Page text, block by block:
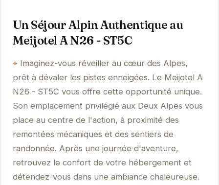
Un Séjour Alpin Authentique au
Meijotel A N26 - ST5C
Imaginez-vous réveiller au cœur des Alpes,
prêt à dévaler les pistes enneigées. Le Meijotel A
N26 - ST5C vous offre cette opportunité unique.
Son emplacement privilégié aux Deux Alpes vous
place au centre de l'action, à proximité des
remontées mécaniques et des sentiers de
randonnée. Après une journée d'aventure,
retrouvez le confort de votre hébergement et
détendez-vous dans une ambiance chaleureuse.